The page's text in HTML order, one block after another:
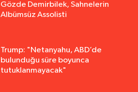
Gözde Demirbilek, Sahnelerin
Albümsüz Assolisti
Trump: "Netanyahu, ABD’de
bulunduğu süre boyunca
tutuklanmayacak"